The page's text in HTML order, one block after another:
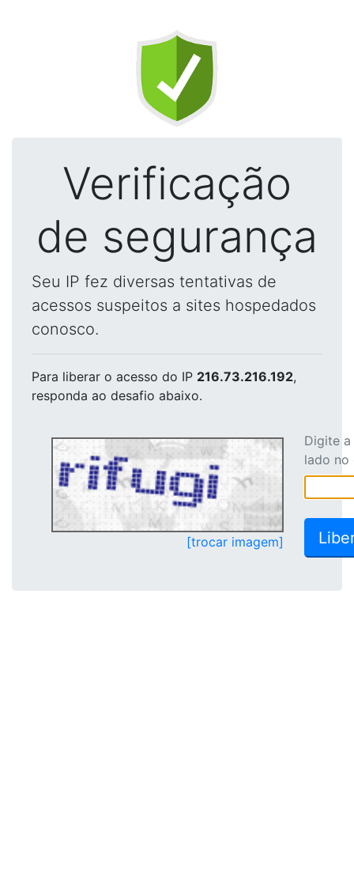
Verificação
de segurança
Seu IP fez diversas tentativas de
acessos suspeitos a sites hospedados
conosco.
Para liberar o acesso do IP 216.73.216.192,
responda ao desafio abaixo.
[trocar imagem]
Digite
lado no